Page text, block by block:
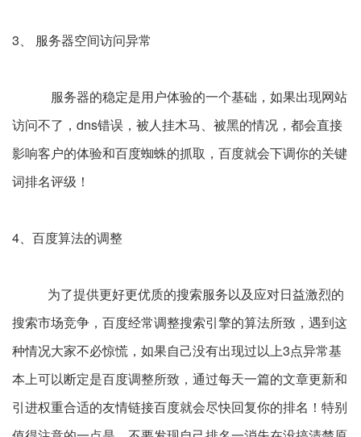
3、 服务器空间访问异常
服务器的稳定是用户体验的一个基础，如果出现网站
访问不了，dns错误，被人挂木马、被黑的情况，都会直接
影响客户的体验和百度蜘蛛的抓取，百度就会下调你的关键
词排名评级！
4、百度算法的调整
为了提供更好更优质的搜索服务以及应对日益激烈的
搜索市场竞争，百度经常调整搜索引擎的算法所致，遇到这
种情况大家不必惊慌，如果自己没有出现过以上3点异常基
本上可以断定是百度调整所致，通过每天一篇的文章更新和
引进权重合适的友情链接百度就会尽快回复你的排名！特别